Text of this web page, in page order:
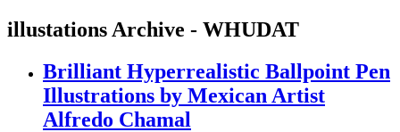
illustations Archive - WHUDAT
Brilliant Hyperrealistic Ballpoint Pen
Illustrations by Mexican Artist
Alfredo Chamal